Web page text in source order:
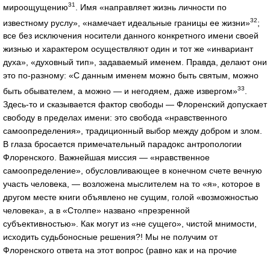
мироощущению31
. Имя «направляет жизнь личности по
известному руслу», «намечает идеальные границы ее жизни»32;
все без исключения носители данного конкретного имени своей
жизнью и характером осуществляют один и тот же «инвариант
духа», «духовный тип», задаваемый именем. Правда, делают они
это по-разному: «С данным именем можно быть святым, можно
быть обывателем, а можно — и негодяем, даже извергом»33
Здесь-то и сказывается фактор свободы — Флоренский допускает
свободу в пределах имени: это свобода «нравственного
самоопределения», традиционный выбор между добром и злом.
В глаза бросается примечательный парадокс антропологии
Флоренского. Важнейшая миссия — «нравственное
самоопределение», обусловливающее в конечном счете вечную
участь человека, — возложена мыслителем на то «я», которое в
другом месте книги объявлено не сущим, голой «возможностью
человека», а в «Столпе» названо «презренной
субъективностью». Как могут из «не сущего», чистой мнимости,
исходить судьбоносные решения?! Мы не получим от
Флоренского ответа на этот вопрос (равно как и на прочие